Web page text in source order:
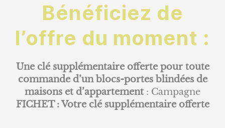
Bénéficiez de
l’offre du moment :
Une clé supplémentaire offerte pour toute
commande d’un blocs-portes blindées de
maisons et d’appartement: Campagne
FICHET:Votre clé supplémentaire offerte